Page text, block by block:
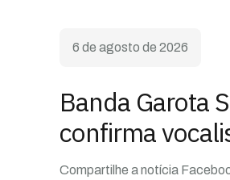
6 de agosto de 2026
Banda Garota
confirma
Compartilhe a notícia